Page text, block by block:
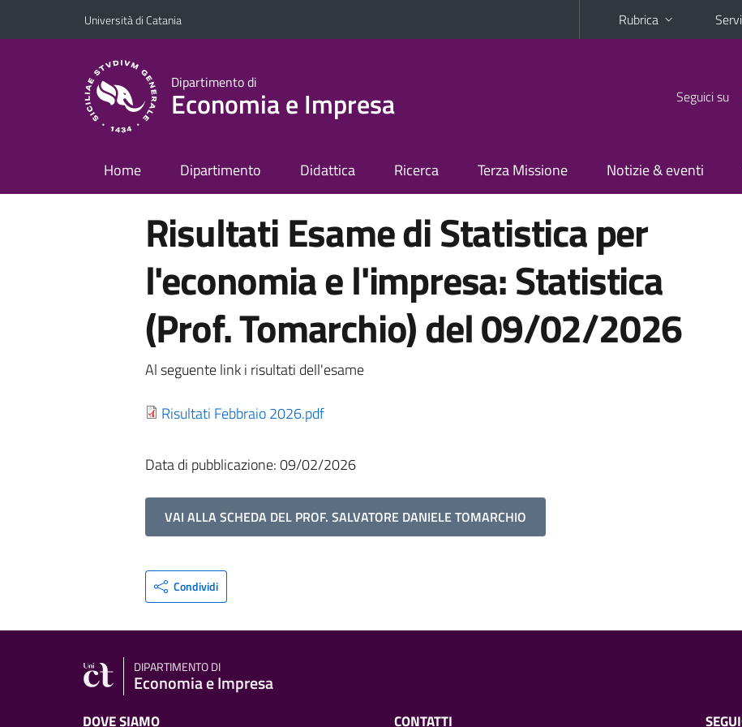
Vai al contenuto principale
Vai al menu di navigazione
Università di Catania Rubrica
Dipartimento di
Economia e Impresa Seguici su
Home Dipartimento Didattica Ricerca Terza Missione Notizie & eventi
Risultati Esame di Statistica per
l'economia e l'impresa: Statistica
(Prof. Tomarchio) del 09/02/2026
Al seguente link i risultati dell'esame
Risultati Febbraio 2026.pdf
Data di pubblicazione: 09/02/2026
VAI ALLA SCHEDA DEL PROF. SALVATORE DANIELE TOMARCHIO
Condividi
DIPARTIMENTO DI
Economia e Impresa
DOVE SIAMO CONTATTI